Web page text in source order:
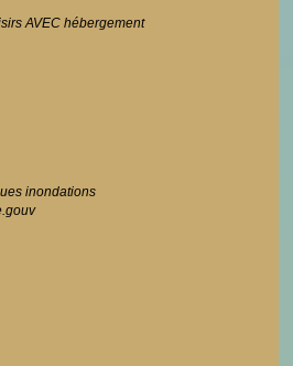
AVEC hébergement
inondations